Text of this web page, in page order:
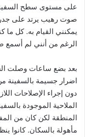
على مستوى سطح
صوت رهيب يرتد على
يمكنني القيام به. كل
الرغم من أنني لم أسمع
بعد بضع ساعات وصلت
اضرار جسيمة بالسفينة
دون إجراء الإصلاحات
الملاحية الموجودة
المنطقة لكن كان من
مأهولة بالسكان. كانوا